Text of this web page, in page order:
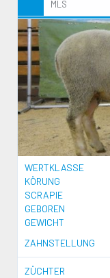
MLS
WERTKLASSE
KÖRUNG
SCRAPIE
GEBOREN
GEWICHT
ZAHNSTELLUNG
ZÜCHTER